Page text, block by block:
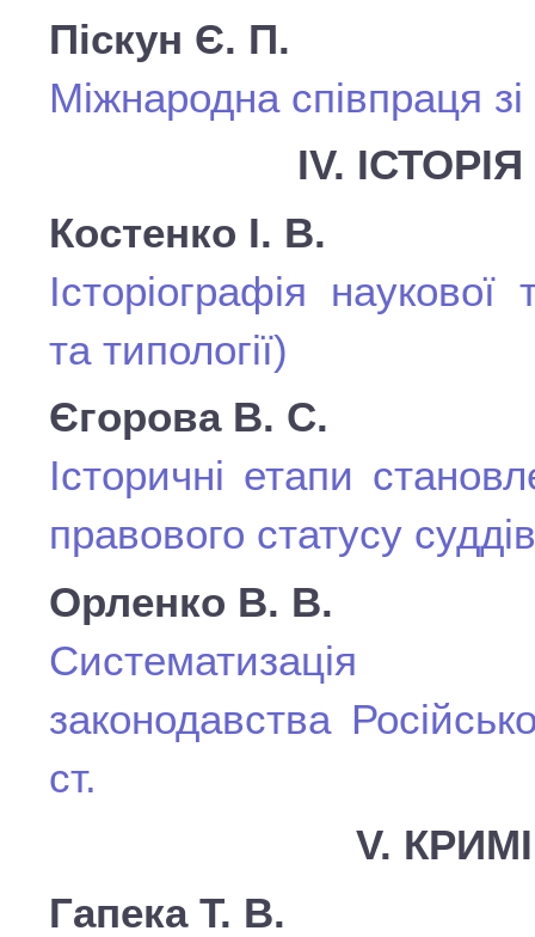
Піскун Є. П.
Міжнародна співпраця
IV.
Костенко І. В.
Історіографія
та типології)
Єгорова В. С.
Історичні етапи
правового статусу
Орленко В. В.
Систематизація
законодавства
ст.
V.
Гапека Т. В.